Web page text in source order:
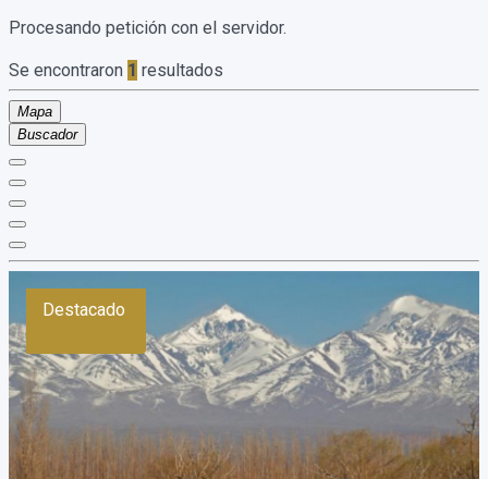
Procesando petición con el servidor.
Se encontraron 1 resultados
Mapa
Buscador
Destacado